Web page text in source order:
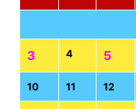
3 4 5
10 11 12